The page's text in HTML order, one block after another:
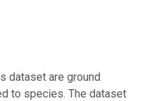
dataset are ground
to species. The dataset